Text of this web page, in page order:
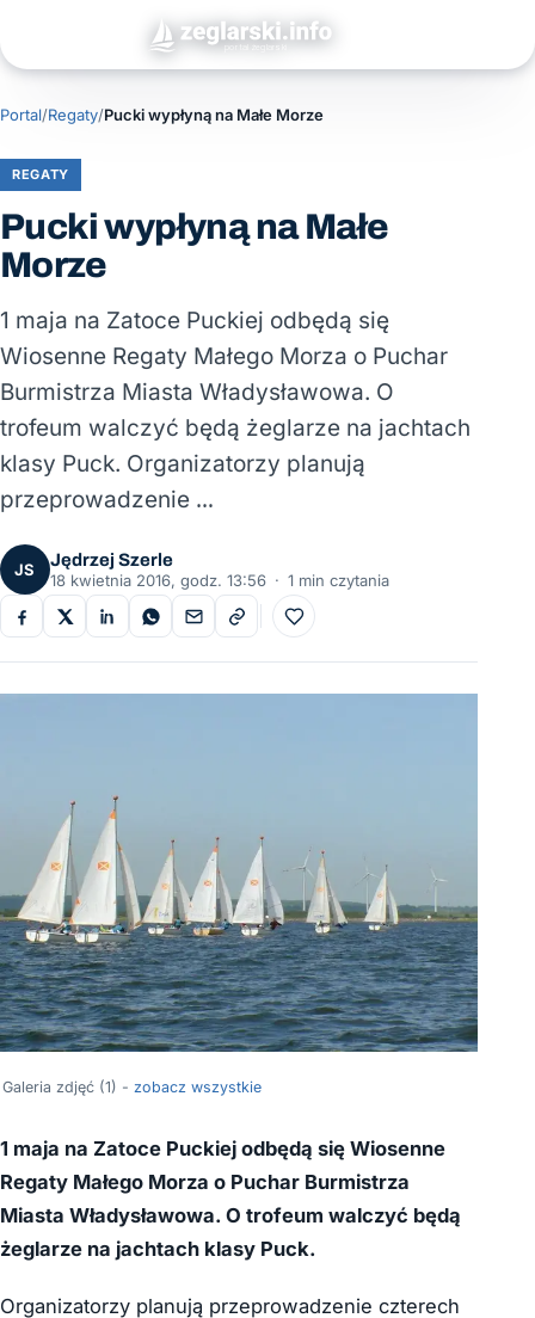
Portal/Regaty/Pucki wypłyną na Małe Morze
REGATY
Pucki wypłyną na Małe
Morze
1 maja na Zatoce Puckiej odbędą się
Wiosenne Regaty Małego Morza o Puchar
Burmistrza Miasta Władysławowa. O
trofeum walczyć będą żeglarze na jachtach
klasy Puck. Organizatorzy planują
przeprowadzenie …
JS
Jędrzej Szerle
18 kwietnia 2016, godz. 13:56 · 1 min czytania
Do ulubionych
Galeria zdjęć (1) - zobacz wszystkie
1 maja na Zatoce Puckiej odbędą się Wiosenne
Regaty Małego Morza o Puchar Burmistrza
Miasta Władysławowa. O trofeum walczyć będą
żeglarze na jachtach klasy Puck.
Organizatorzy planują przeprowadzenie czterech